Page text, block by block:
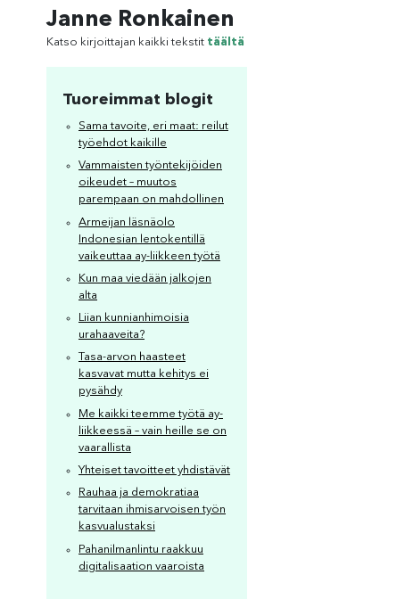
Janne Ronkainen
Katso kirjoittajan kaikki tekstit täältä
Tuoreimmat blogit
Sama tavoite, eri maat: reilut
työehdot kaikille
Vammaisten työntekijöiden
oikeudet – muutos
parempaan on mahdollinen
Armeijan läsnäolo
Indonesian lentokentillä
vaikeuttaa ay-liikkeen työtä
Kun maa viedään jalkojen
alta
Liian kunnianhimoisia
urahaaveita?
Tasa-arvon haasteet
kasvavat mutta kehitys ei
pysähdy
Me kaikki teemme työtä ay-
liikkeessä – vain heille se on
vaarallista
Yhteiset tavoitteet yhdistävät
Rauhaa ja demokratiaa
tarvitaan ihmisarvoisen työn
kasvualustaksi
Pahanilmanlintu raakkuu
digitalisaation vaaroista